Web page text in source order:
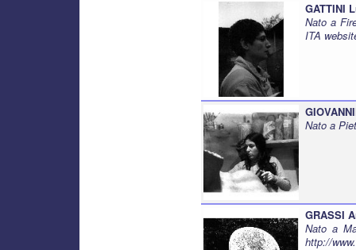
GATTINI
Nato a
ITA
Nato a
GRASSI
Nato a
http://